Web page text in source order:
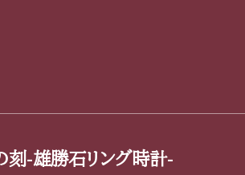
刻-雄勝石リング時計-